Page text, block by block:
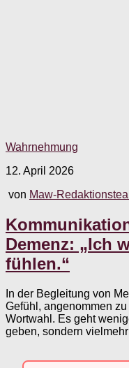
Wahrnehmung
12. April 2026
von Maw-
Demenz: „Ich
fühlen.“
In der Begleitung von
Gefühl, angenommen
Wortwahl. Es geht
geben, sondern